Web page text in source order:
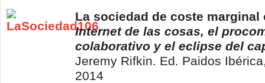
La sociedad de coste
Internet de las cosas, el
colaborativo y el eclipse del
Jeremy Rifkin. Ed. Paidos
2014